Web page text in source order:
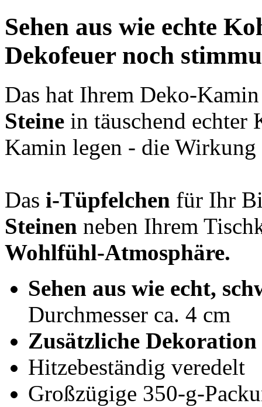
Sehen aus wie echte
Dekofeuer noch
Das hat Ihrem Deko-
Steine in täuschend echter
Kamin legen - die
Das i-Tüpfelchen für Ihr
Steinen neben Ihrem
Wohlfühl-Atmosphäre.
Sehen aus wie echt,
Durchmesser ca. 4 cm
Zusätzliche
Hitzebeständig veredelt
Großzügige 350-g-